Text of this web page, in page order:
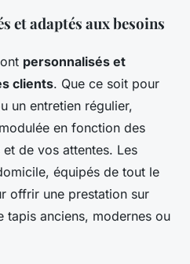
et adaptés aux besoins
personnalisés et
clients. Que ce soit pour
un entretien régulier,
en fonction des
de vos attentes. Les
équipés de tout le
offrir une prestation sur
tapis anciens, modernes ou